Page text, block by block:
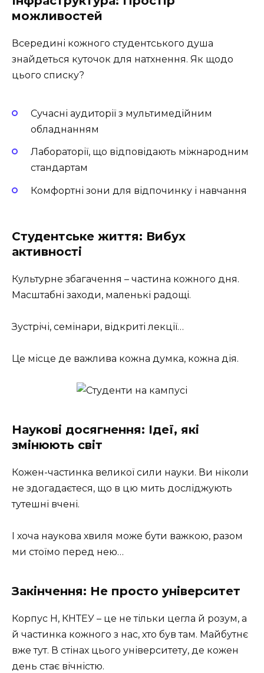
можливостей
Всередині кожного студентського душа
знайдеться куточок для натхнення. Як щодо
цього списку?
Сучасні аудиторії з мультимедійним
обладнанням
Лабораторії, що відповідають міжнародним
стандартам
Комфортні зони для відпочинку і навчання
Студентське життя: Вибух
активності
Культурне збагачення – частина кожного дня.
Масштабні заходи, маленькі радощі.
Зустрічі, семінари, відкриті лекції…
Це місце де важлива кожна думка, кожна дія.
Наукові досягнення: Ідеї, які
змінюють світ
Кожен-частинка великої сили науки. Ви ніколи
не здогадаєтеся, що в цю мить досліджують
тутешні вчені.
І хоча наукова хвиля може бути важкою, разом
ми стоїмо перед нею…
Закінчення: Не просто університет
Корпус Н, КНТЕУ – це не тільки цегла й розум, а
й частинка кожного з нас, хто був там. Майбутнє
вже тут. В стінах цього університету, де кожен
день стає вічністю.